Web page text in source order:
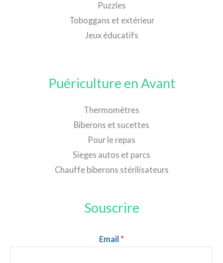
Puzzles
Toboggans et extérieur
Jeux éducatifs
Puériculture en Avant
Thermomètres
Biberons et sucettes
Pour le repas
Sieges autos et parcs
Chauffe biberons stérilisateurs
Souscrire
Email *